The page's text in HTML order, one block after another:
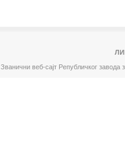
Званични веб-сајт Републичког